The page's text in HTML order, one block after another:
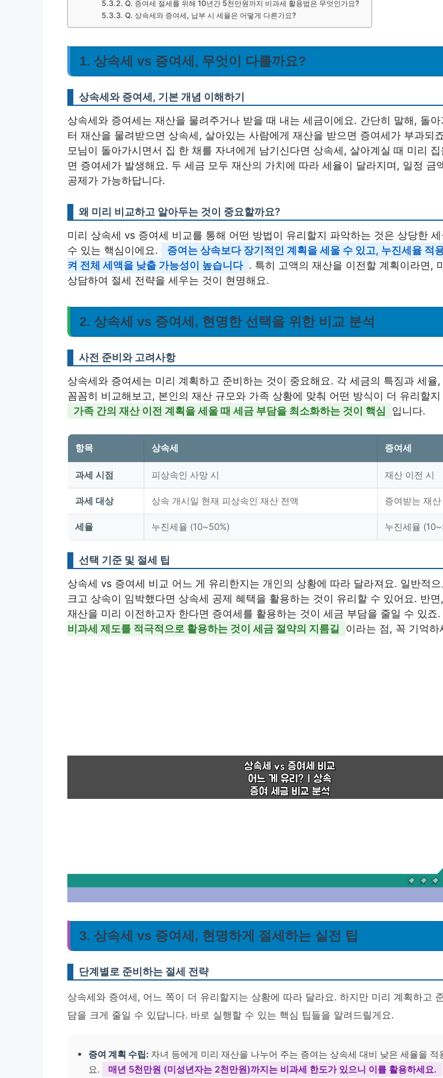
Q. 증여세 절세를 위해 10년간 5천만원까지 비과세 활용법은 무엇인가요?
Q. 상속세와 증여세, 납부 시 세율은 어떻게 다른가요?
1. 상속세 vs 증여세, 무엇이 다를까요?
상속세와 증여세, 기본 개념 이해하기
상속세와 증여세는 재산을 물려주거나 받을 때 내는 세금이에요. 간단히 말해, 돌
터 재산을 물려받으면 상속세, 살아있는 사람에게 재산을 받으면 증여세가 부과되
모님이 돌아가시면서 집 한 채를 자녀에게 남기신다면 상속세, 살아계실 때 미리
면 증여세가 발생해요. 두 세금 모두 재산의 가치에 따라 세율이 달라지며, 일정 금
공제가 가능하답니다.
왜 미리 비교하고 알아두는 것이 중요할까요?
미리 상속세 vs 증여세 비교를 통해 어떤 방법이 유리할지 파악하는 것은 상당한
수 있는 핵심이에요.
증여는 상속보다 장기적인 계획을 세울 수 있고, 누진세율 적
켜 전체 세액을 낮출 가능성이 높습니다 . 특히 고액의 재산을 이전할 계획이라면,
상담하여 절세 전략을 세우는 것이 현명해요.
2. 상속세 vs 증여세, 현명한 선택을 위한 비교 분석
사전 준비와 고려사항
상속세와 증여세는 미리 계획하고 준비하는 것이 중요해요. 각 세금의 특징과 세율
꼼꼼히 비교해보고, 본인의 재산 규모와 가족 상황에 맞춰 어떤 방식이 더 유리할
가족 간의 재산 이전 계획을 세울 때 세금 부담을 최소화하는 것이 핵심
입니다.
항목 상속세 증여세
과세 시점 피상속인 사망 시 재산 이전 시
과세 대상 상속 개시일 현재 피상속인 재산 전액 증여받는 재산
세율 누진세율 (10~50%) 누진세율
선택 기준 및 절세 팁
상속세 vs 증여세 비교 어느 게 유리한지는 개인의 상황에 따라 달라져요. 일반적
크고 상속이 임박했다면 상속세 공제 혜택을 활용하는 것이 유리할 수 있어요. 반면
재산을 미리 이전하고자 한다면 증여세를 활용하는 것이 세금 부담을 줄일 수 있죠.
비과세 제도를 적극적으로 활용하는 것이 세금 절약의 지름길
이라는 점, 꼭 기억하
3. 상속세 vs 증여세, 현명하게 절세하는 실전 팁
단계별로 준비하는 절세 전략
상속세와 증여세, 어느 쪽이 더 유리할지는 상황에 따라 달라요. 하지만 미리 계획하고
담을 크게 줄일 수 있답니다. 바로 실행할 수 있는 핵심 팁들을 알려드릴게요.
증여 계획 수립: 자녀 등에게 미리 재산을 나누어 주는 증여는 상속세 대비 낮은 세율을 적
요.
매년 5천만원 (미성년자는 2천만원)까지는 비과세 한도가 있으니 이를 활용하세요.